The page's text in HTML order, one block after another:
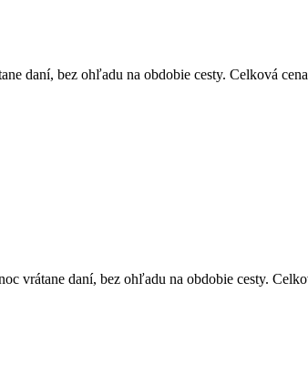
daní, bez ohľadu na obdobie cesty. Celková
vrátane daní, bez ohľadu na obdobie cesty.